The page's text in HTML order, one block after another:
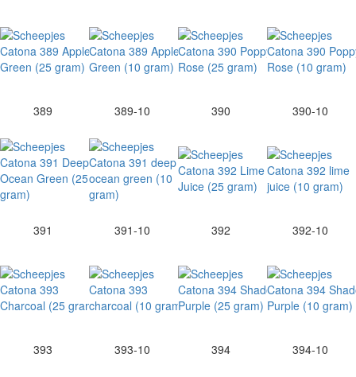
389 389-10 390 390-10
391 391-10 392 392-10
393 393-10 394 394-10